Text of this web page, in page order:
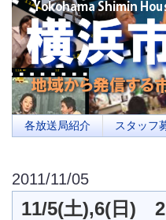
横浜の地域メディア、地域・市民
を目指します
各放送局紹介 スタッフ
2011/11/05
11/5(土),6(日)